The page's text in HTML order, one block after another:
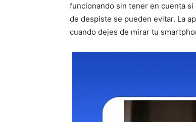
funcionando sin tener en cuenta
de despiste se pueden evitar. La
cuando dejes de mirar tu